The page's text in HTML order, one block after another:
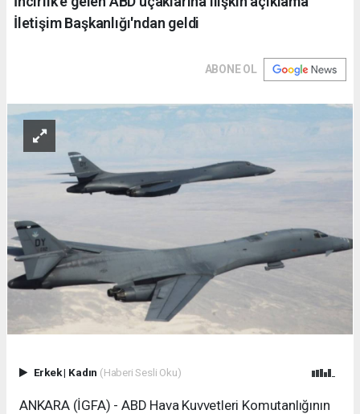
İletişim Başkanlığı'ndan geldi
ABONE OL
Erkek| Kadın (Haberi Sesli Oku)
ANKARA (İGFA) - ABD Hava Kuvvetleri Komutanlığının